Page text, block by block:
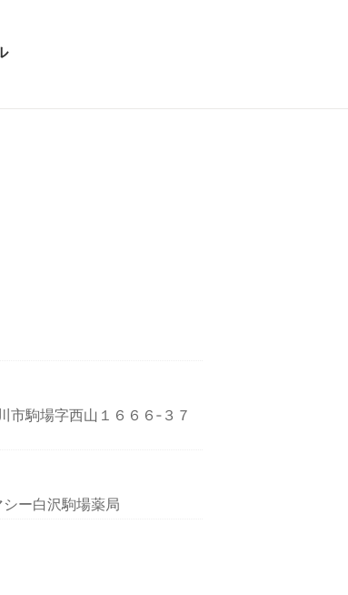
市駒場字西山１６６６‐３７
ー白沢駒場薬局